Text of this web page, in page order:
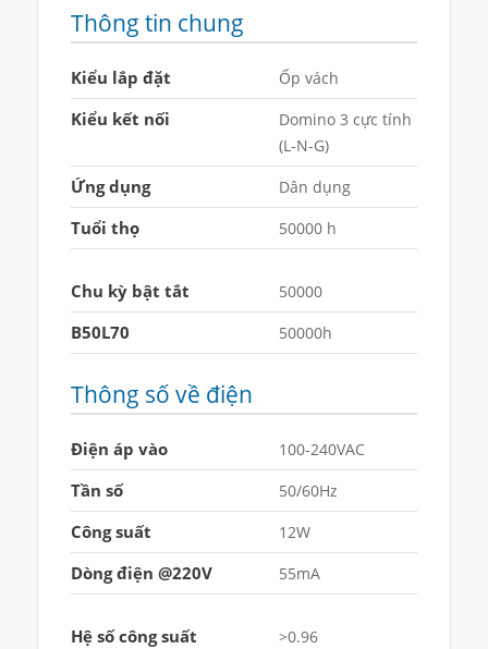
Thông tin chung
Kiểu lắp đặt Ốp vách
Kiểu kết nối
Domino 3 cực tính
(L-N-G)
Ứng dụng Dân dụng
Tuổi thọ 50000 h
Chu kỳ bật tắt 50000
B50L70 50000h
Thông số về điện
Điện áp vào 100-240VAC
Tần số 50/60Hz
Công suất 12W
Dòng điện @220V 55mA
Hệ số công suất >0.96